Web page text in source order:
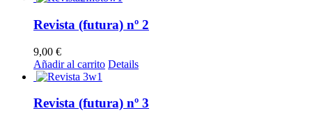
elegir
en
de
Revista (futura) nº 2
9,00 €
Añadir al carrito Details
Revista (futura) nº 3